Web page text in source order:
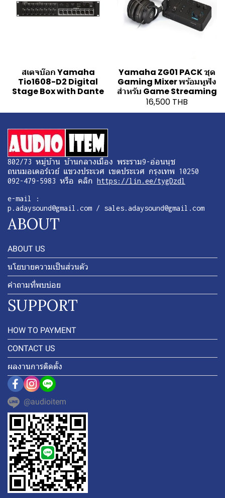
สเตจบ๊อก Yamaha
Tio1608-D2 Digital
Stage Box with Dante
Yamaha ZG01 PACK ชุด
Gaming Mixer พร้อมหูฟัง
สำหรับ Game Streaming
16,500 THB
802/73 หมู่บ้าน บ้านกลางเมือง พระราม9-อ่อนนุช
ถนนมอเตอร์เวย์ แขวงประเวศ เขตประเวศ กรุงเทพ 10250
092-479-5983 หรือ คลิก https://lin.ee/tygDzdl
e-mail :
p.adaysound@gmail.com / sales.adaysound@gmail.com
ABOUT
ABOUT US
นโยบายความเป็นส่วนตัว
คำถามที่พบบ่อย
SUPPORT
HOW TO PAYMENT
CONTACT US
ผลงานการติดตั้ง
@audioitem